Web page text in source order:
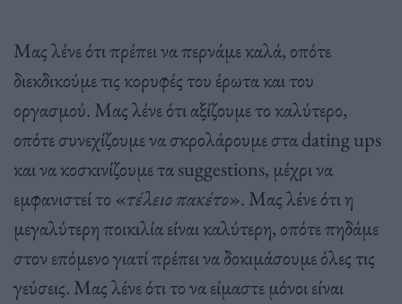
Μας λένε ότι πρέπει να περνάμε καλά, οπότε
διεκδικούμε τις κορυφές του έρωτα και του
οργασμού. Μας λένε ότι αξίζουμε το καλύτερο,
οπότε συνεχίζουμε να σκρολάρουμε στα dating ups
και να κοσκινίζουμε τα suggestions, μέχρι να
εμφανιστεί το «τέλειο πακέτο». Μας λένε ότι η
μεγαλύτερη ποικιλία είναι καλύτερη, οπότε πηδάμε
στον επόμενο γιατί πρέπει να δοκιμάσουμε όλες τις
γεύσεις. Μας λένε ότι το να είμαστε μόνοι είναι